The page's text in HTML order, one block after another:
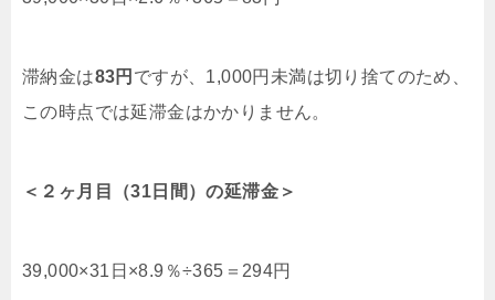
滞納金は83円 ですが、1,000円未満は切り捨てのため、
この時点では延滞金はかかりません。
＜２ヶ月目（31日間）の延滞金＞
39,000×31日×8.9％÷365＝294円